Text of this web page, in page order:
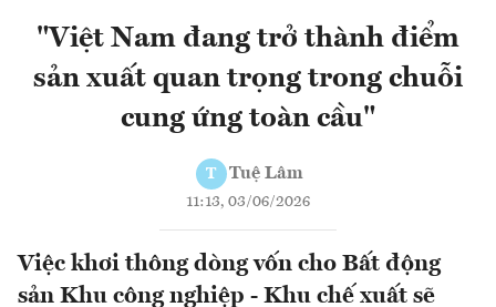
"Việt Nam đang trở thành điểm
sản xuất quan trọng trong chuỗi
cung ứng toàn cầu"
T Tuệ Lâm
11:13, 03/06/2026
Việc khơi thông dòng vốn cho Bất động
sản Khu công nghiệp - Khu chế xuất sẽ